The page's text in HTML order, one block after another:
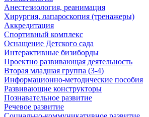
Анестезиология, реанимация
Хирургия, лапароскопия (тренажеры)
Аккредитация
Спортивный комплекс
Оснащение Детского сада
Интерактивные бизиборды
Проектно развивающая деятельность
Вторая младшая группа (3-4)
Информационно-методические пособия
Развивающие конструкторы
Познавательное развитие
Речевое развитие